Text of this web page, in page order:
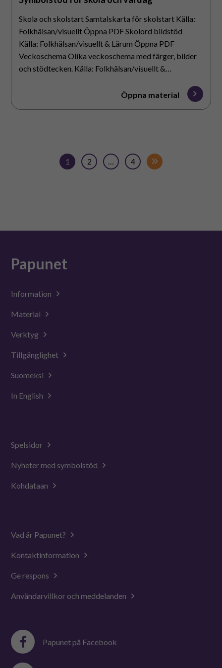
Skola och skolstart Samtalskarta för skolstart Källa:
Folkhälsan/visuellt Öppna PDF Skolord bildstöd
Källa: Folkhälsan/visuellt & Lärum Öppna PDF
Veckoschema Olika veckoschema med färger, bilder
och stödtecken. Källa: Folkhälsan/visuellt &…
Öppna material
1 2 … 4
Papunet
Information
Material
Verktyg
Tillgänglighet
Suomeksi
In English
Spelsidor
Nyheter med symbolstöd
Kohdataan
Vad är Papunet?
Kontaktinformation
Ge respons
Användarvillkor och meddelanden
Papunet på Facebook